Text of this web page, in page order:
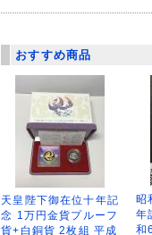
おすすめ商品
天皇陛下御在位十年記
念 1万円金貨プルーフ
貨+白銅貨 2枚組 平成
昭
年
和